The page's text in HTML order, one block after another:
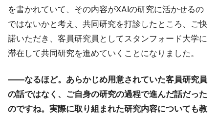
を書かれていて、その内容がXAIの研究に活かせるの
ではないかと考え、共同研究を打診したところ、ご快
諾いただき、客員研究員としてスタンフォード大学に
滞在して共同研究を進めていくことになりました。
――なるほど。あらかじめ用意されていた客員研究員
の話ではなく、ご自身の研究の過程で進んだ話だった
のですね。実際に取り組まれた研究内容についても教